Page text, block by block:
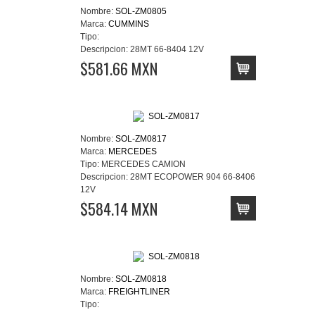
Nombre: SOL-ZM0805
Marca: CUMMINS
Tipo:
Descripcion: 28MT 66-8404 12V
$581.66 MXN
Nombre: SOL-ZM0817
Marca: MERCEDES
Tipo: MERCEDES CAMION
Descripcion: 28MT ECOPOWER 904 66-8406
12V
$584.14 MXN
Nombre: SOL-ZM0818
Marca: FREIGHTLINER
Tipo: